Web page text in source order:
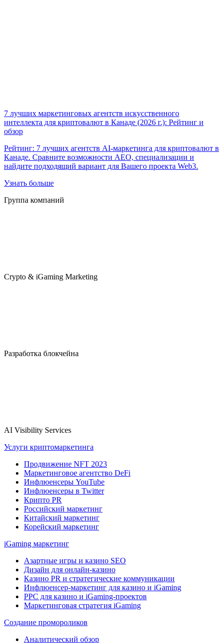
7 лучших маркетинговых агентств искусственного
интеллекта для криптовалют в Канаде (2026 г.): Рейтинг и
обзор
Рейтинг: 7 лучших агентств AI-маркетинга для криптовалют в
Канаде. Сравните возможности AEO, специализации и
найдите подходящий вариант для Вашего проекта Web3.
Узнать больше
Группа компаний
Crypto & iGaming Marketing
Разработка блокчейна
AI Visibility Services
Услуги криптомаркетинга
Продвижение NFT 2023
Маркетинговое агентство DeFi
Инфлюенсеры YouTube
Инфлюенсеры в Twitter
Крипто PR
Российский маркетинг
Китайский маркетинг
Корейский маркетинг
iGaming маркетинг
Азартные игры и казино SEO
Дизайн для онлайн-казино
Казино PR и стратегические коммуникации
Инфлюенсер-маркетинг для казино и iGaming
PPC для казино и iGaming-проектов
Маркетинговая стратегия iGaming
Создание промороликов
Аналитический обзор